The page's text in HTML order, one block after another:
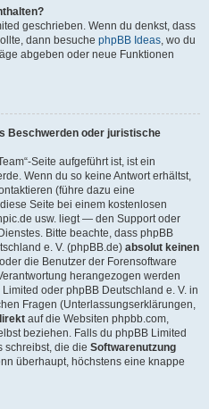
geschrieben. Wenn du denkst, dass
dann besuche phpBB Ideas, wo du
abgeben oder neue Funktionen
Beschwerden oder juristische
Seite aufgeführt ist, ist ein
Wenn du so keine Antwort erhältst,
(führe dazu eine
Seite bei einem kostenlosen
usw. liegt — den Support oder
Bitte beachte, dass phpBB
e. V. (phpBB.de) absolut keinen
die Benutzer der Forensoftware
herangezogen werden
oder phpBB Deutschland e. V. in
Fragen (Unterlassungserklärungen,
auf die Websiten phpbb.com,
beziehen. Falls du phpBB Limited
schreibst, die die Softwarenutzung
überhaupt, höchstens eine knappe